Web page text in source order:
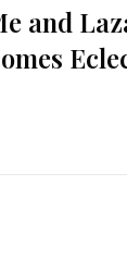
and